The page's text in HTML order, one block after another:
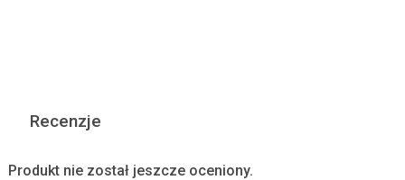
Recenzje
Produkt nie został jeszcze oceniony.